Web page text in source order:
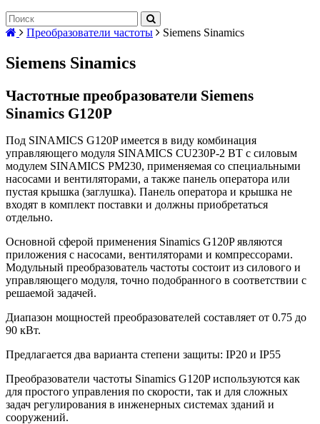
Преобразователи частоты Siemens Sinamics
Siemens Sinamics
Частотные преобразователи Siemens
Sinamics G120P
Под SINAMICS G120P имеется в виду комбинация
управляющего модуля SINAMICS CU230P-2 BT с силовым
модулем SINAMICS PM230, применяемая со специальными
насосами и вентиляторами, а также панель оператора или
пустая крышка (заглушка). Панель оператора и крышка не
входят в комплект поставки и должны приобретаться
отдельно.
Основной сферой применения Sinamics G120P являются
приложения с насосами, вентиляторами и компрессорами.
Модульный преобразователь частоты состоит из силового и
управляющего модуля, точно подобранного в соответствии с
решаемой задачей.
Диапазон мощностей преобразователей составляет от 0.75 до
90 кВт.
Предлагается два варианта степени защиты: IP20 и IP55
Преобразователи частоты Sinamics G120P используются как
для простого управления по скорости, так и для сложных
задач регулирования в инженерных системах зданий и
сооружений.